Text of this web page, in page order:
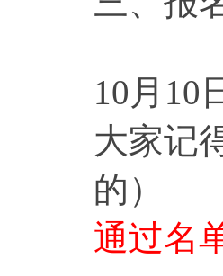
10月10
大家记
的）
通过名